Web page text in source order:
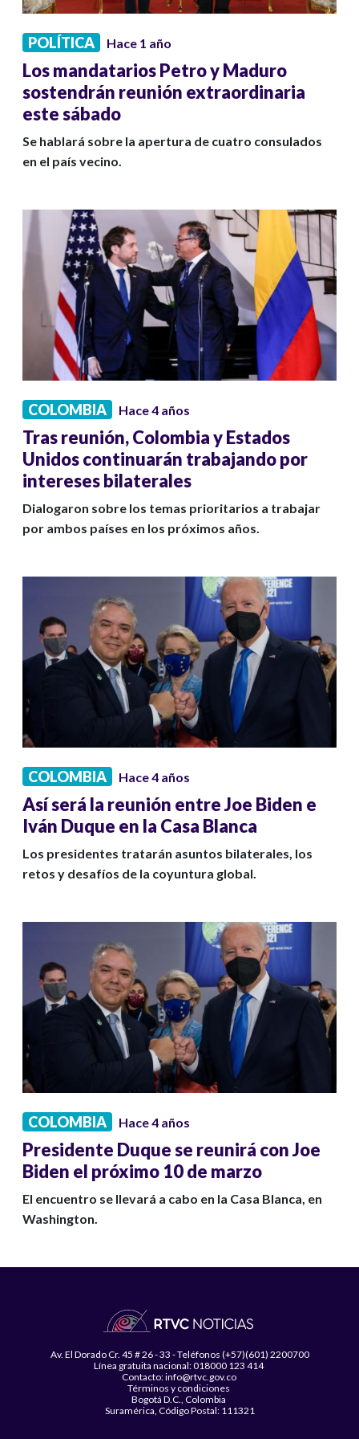
POLÍTICA Hace 1 año
Los mandatarios Petro y Maduro
sostendrán reunión extraordinaria
este sábado
Se hablará sobre la apertura de cuatro consulados
en el país vecino.
COLOMBIA Hace 4 años
Tras reunión, Colombia y Estados
Unidos continuarán trabajando por
intereses bilaterales
Dialogaron sobre los temas prioritarios a trabajar
por ambos países en los próximos años.
COLOMBIA Hace 4 años
Así será la reunión entre Joe Biden e
Iván Duque en la Casa Blanca
Los presidentes tratarán asuntos bilaterales, los
retos y desafíos de la coyuntura global.
COLOMBIA Hace 4 años
Presidente Duque se reunirá con Joe
Biden el próximo 10 de marzo
El encuentro se llevará a cabo en la Casa Blanca, en
Washington.
Av. El Dorado Cr. 45 # 26 - 33 - Teléfonos (+57)(601) 2200700
Línea gratuita nacional: 018000 123 414
Contacto: info@rtvc.gov.co
Términos y condiciones
Bogotá D.C., Colombia
Suramérica, Código Postal: 111321